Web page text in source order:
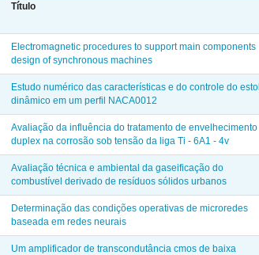
Título
Electromagnetic procedures to support main components
design of synchronous machines
Estudo numérico das características e do controle do estol
dinâmico em um perfil NACA0012
Avaliação da influência do tratamento de envelhecimento
duplex na corrosão sob tensão da liga Ti - 6A1 - 4v
Avaliação técnica e ambiental da gaseificação do
combustível derivado de resíduos sólidos urbanos
Determinação das condições operativas de microredes
baseada em redes neurais
Um amplificador de transcondutância cmos de baixa